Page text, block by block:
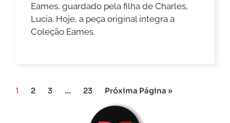
Eames, guardado pela filha de Charles,
Lucia. Hoje, a peça original integra a
Coleção Eames.
1 2 3 … 23 Próxima Página »